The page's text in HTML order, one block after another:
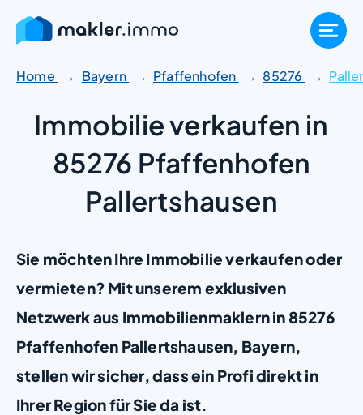
Zum
Inhalt
springen
Home Bayern Pfaffenhofen 85276
Immobilie verkaufen in
85276 Pfaffenhofen
Pallertshausen
Sie möchten Ihre Immobilie verkaufen oder
vermieten? Mit unserem exklusiven
Netzwerk aus Immobilienmaklern in 85276
Pfaffenhofen Pallertshausen, Bayern,
stellen wir sicher, dass ein Profi direkt in
Ihrer Region für Sie da ist.